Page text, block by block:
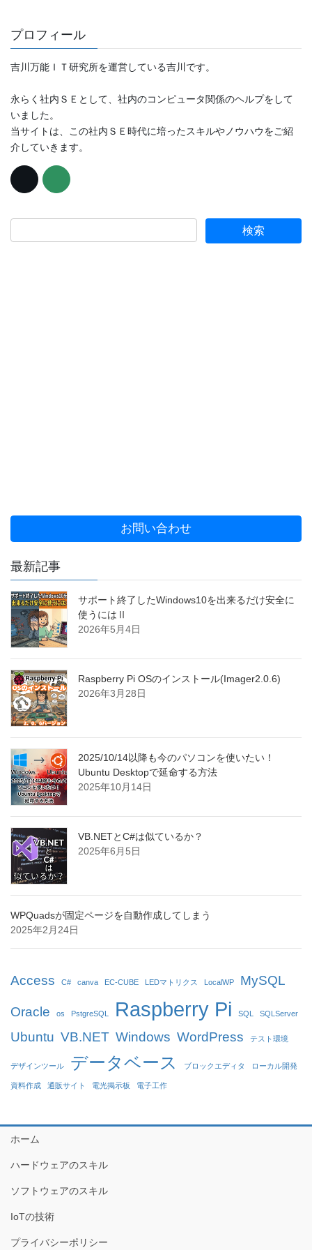
プロフィール
吉川万能ＩＴ研究所を運営している吉川です。
永らく社内ＳＥとして、社内のコンピュータ関係のヘルプをして
いました。
当サイトは、この社内ＳＥ時代に培ったスキルやノウハウをご紹
介していきます。
お問い合わせ
最新記事
サポート終了したWindows10を出来るだけ安全に
使うにはⅡ
2026年5月4日
Raspberry Pi OSのインストール(Imager2.0.6)
2026年3月28日
2025/10/14以降も今のパソコンを使いたい！
Ubuntu Desktopで延命する方法
2025年10月14日
VB.NETとC#は似ているか？
2025年6月5日
WPQuadsが固定ページを自動作成してしまう
2025年2月24日
Access C# canva EC-CUBE LEDマトリクス LocalWP MySQL
Oracle os PstgreSQL Raspberry Pi SQL SQLServer
Ubuntu VB.NET Windows WordPress テスト環境
デザインツール データベース ブロックエディタ ローカル開発
資料作成 通販サイト 電光掲示板 電子工作
ホーム
ハードウェアのスキル
ソフトウェアのスキル
IoTの技術
プライバシーポリシー